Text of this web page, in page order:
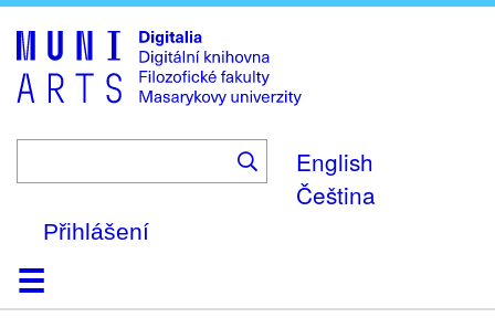
to
main
content
English
Čeština
Přihlášení
DomůKolekce
Prohlížení
Vyhledávání
O platformě
Nápověda
KontaktDigitalia